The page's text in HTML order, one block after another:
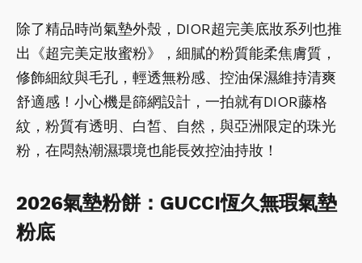
除了精品時尚氣墊外殼，DIOR超完美底妝系列也推
出《超完美定妝蜜粉》，細膩的粉質能柔焦膚質，
修飾細紋與毛孔，輕透無粉感、控油保濕維持清爽
舒適感！小心機是篩網設計，一拍就有DIOR藤格
紋，粉質有透明、白皙、自然，與亞洲限定的珠光
粉，在悶熱潮濕環境也能長效控油持妝！
2026氣墊粉餅：GUCCI恆久無瑕氣墊
粉底